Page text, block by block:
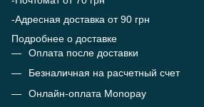
-Адресная доставка от 90 грн
Подробнее о доставке
Оплата после доставки
Безналичная на расчетный счет
Онлайн-оплата Monopay